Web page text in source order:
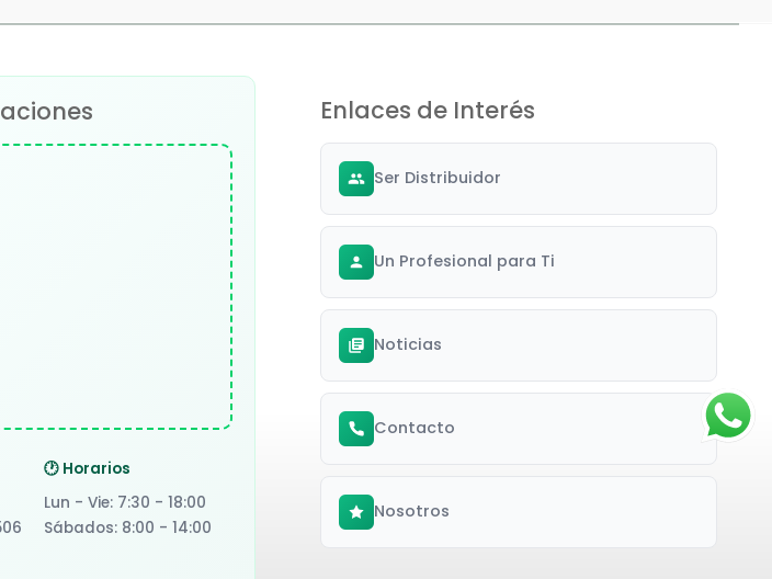
🕐 Horarios
Lun - Vie: 7:30 - 18:00
Sábados: 8:00 - 14:00
Enlaces de Interés
Ser Distribuidor
Un Profesional para Ti
Noticias
Contacto
Nosotros